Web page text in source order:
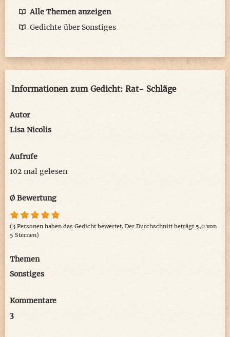
Alle Themen anzeigen
Gedichte über Sonstiges
Informationen zum Gedicht: Rat- Schläge
Autor
Lisa Nicolis
Aufrufe
102 mal gelesen
Ø Bewertung
(3 Personen haben das Gedicht bewertet. Der Durchschnitt beträgt 5,0 von
5 Sternen)
Themen
Sonstiges
Kommentare
3